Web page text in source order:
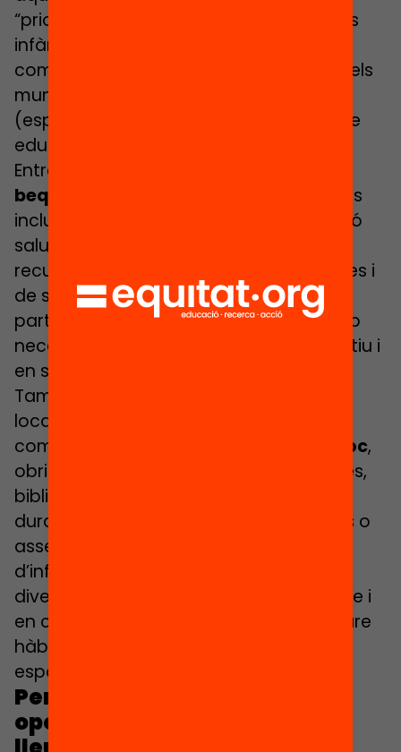
“prioritzant els territoris i barris amb més
infància en situació de vulnerabilitat i
comptant amb la participació activa dels
municipis i de la diversitat d’entitats
(esportives, culturals, d’associacionisme
educatiu, socioeducatives, etc.).”
Entre d’altres, planteja un
beques
que asseguri l’accés a activitats
inclusives de qualitat, a una alimentació
saludable, garantint un àpat al dia, i
recursos suficients (persones vetlladores i
de suport, formació, etc.) per a la
participació d’infants i adolescents amb
necessitats especials de suport educatiu i
en situació de vulnerabilitat social.
També proposa mesures de polítiques
locals més enllà de l’oferta d’activitats,
com
ampliar els espais de trobada i joc,
obrint equipaments públics com escoles,
biblioteques, piscines o poliesportius
durant l’estiu, amb propostes gratuïtes o
assequibles, incentivant la participació
d’infants i adolescents de contextos
diversos i facilitant activitats a l’aire lliure i
en contacte amb la natura per promoure
hàbits saludables d’activitat físico-
esportiva.
Per què són importants les
oportunitats i activitats de